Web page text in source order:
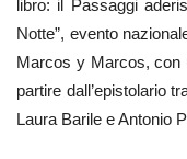
libro: il Passaggi
Notte”, evento
Marcos y Marcos, con
partire dall’epistolario
Laura Barile e Antonio